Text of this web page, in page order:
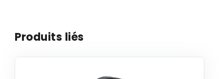
Produits liés